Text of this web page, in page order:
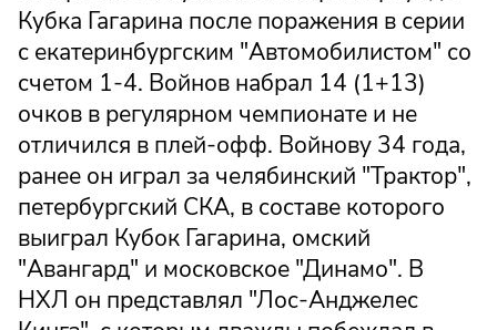
Кубка Гагарина после поражения в серии
с екатеринбургским "Автомобилистом" со
счетом 1-4. Войнов набрал 14 (1+13)
очков в регулярном чемпионате и не
отличился в плей-офф. Войнову 34 года,
ранее он играл за челябинский "Трактор",
петербургский СКА, в составе которого
выиграл Кубок Гагарина, омский
"Авангард" и московское "Динамо". В
НХЛ он представлял "Лос-Анджелес